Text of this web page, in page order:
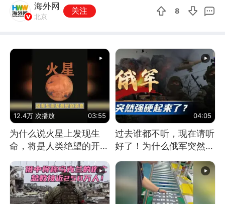
海外网
北京
关注 8
12.4万 次播放 03:55
为什么说火星上发现生
命，将是人类绝望的开
始？
04:05
过去谁都不听，现在请听
好了！为什么俄军突然强
硬起来了？